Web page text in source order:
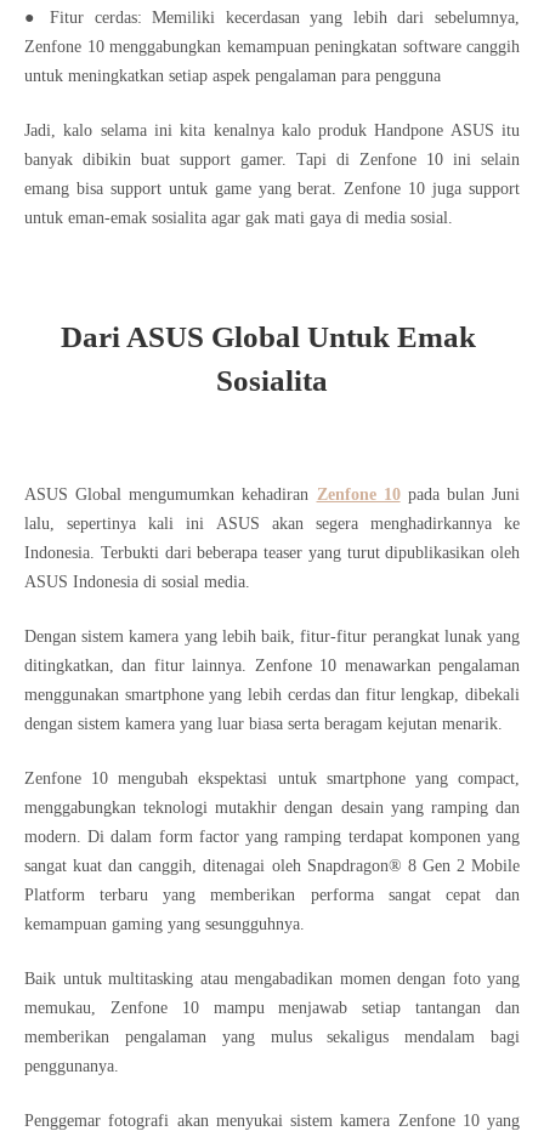
● Fitur cerdas: Memiliki kecerdasan yang lebih dari sebelumnya,
Zenfone 10 menggabungkan kemampuan peningkatan software canggih
untuk meningkatkan setiap aspek pengalaman para pengguna
Jadi, kalo selama ini kita kenalnya kalo produk Handpone ASUS itu
banyak dibikin buat support gamer. Tapi di Zenfone 10 ini selain
emang bisa support untuk game yang berat. Zenfone 10 juga support
untuk eman-emak sosialita agar gak mati gaya di media sosial.
Dari ASUS Global Untuk Emak
Sosialita
ASUS Global mengumumkan kehadiran Zenfone 10pada bulan Juni
lalu, sepertinya kali ini ASUS akan segera menghadirkannya ke
Indonesia. Terbukti dari beberapa teaser yang turut dipublikasikan oleh
ASUS Indonesia di sosial media.
Dengan sistem kamera yang lebih baik, fitur-fitur perangkat lunak yang
ditingkatkan, dan fitur lainnya. Zenfone 10 menawarkan pengalaman
menggunakan smartphone yang lebih cerdas dan fitur lengkap, dibekali
dengan sistem kamera yang luar biasa serta beragam kejutan menarik.
Zenfone 10 mengubah ekspektasi untuk smartphone yang compact,
menggabungkan teknologi mutakhir dengan desain yang ramping dan
modern. Di dalam form factor yang ramping terdapat komponen yang
sangat kuat dan canggih, ditenagai oleh Snapdragon® 8 Gen 2 Mobile
Platform terbaru yang memberikan performa sangat cepat dan
kemampuan gaming yang sesungguhnya.
Baik untuk multitasking atau mengabadikan momen dengan foto yang
memukau, Zenfone 10 mampu menjawab setiap tantangan dan
memberikan pengalaman yang mulus sekaligus mendalam bagi
penggunanya.
Penggemar fotografi akan menyukai sistem kamera Zenfone 10 yang